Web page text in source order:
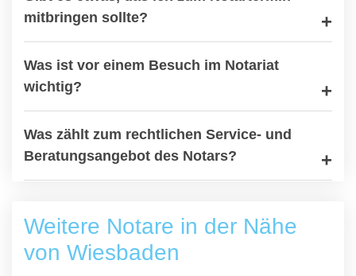
mitbringen sollte?
Was ist vor einem Besuch im Notariat
wichtig?
Was zählt zum rechtlichen Service- und
Beratungsangebot des Notars?
Weitere Notare in der Nähe
von Wiesbaden